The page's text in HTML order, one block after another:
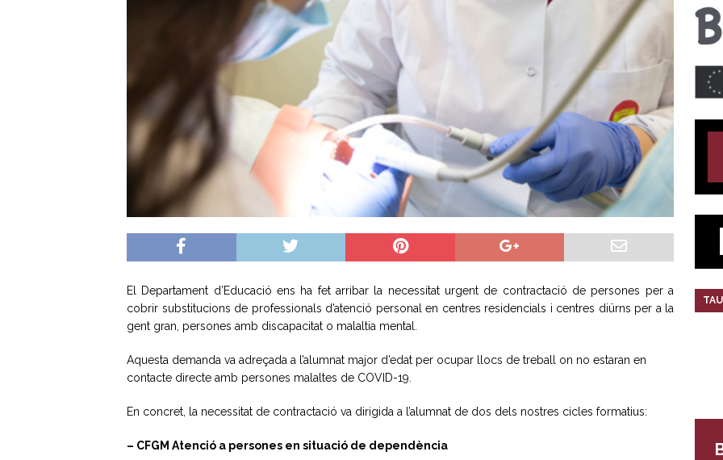
El Departament d’Educació ens ha fet arribar la necessitat urgent de contractació de persones per a
cobrir substitucions de professionals d’atenció personal en centres residencials i centres diürns per a la
gent gran, persones amb discapacitat o malaltia mental.
Aquesta demanda va adreçada a l’alumnat major d’edat per ocupar llocs de treball on no estaran en
contacte directe amb persones malaltes de COVID-19.
En concret, la necessitat de contractació va dirigida a l’alumnat de dos dels nostres cicles formatius:
– CFGM Atenció a persones en situació de dependència